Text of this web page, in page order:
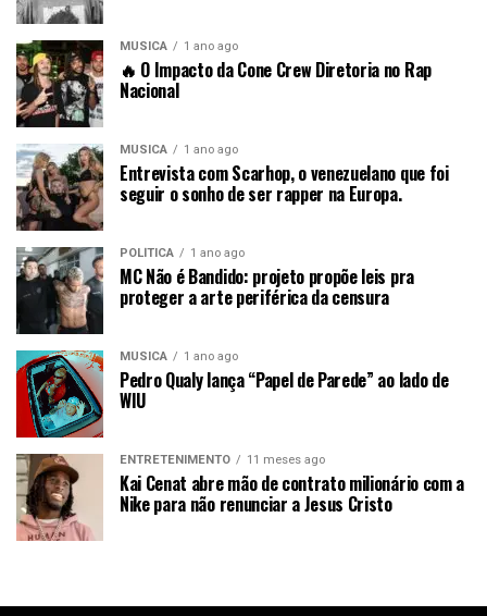
MÚSICA 1 ano ago
🔥 O Impacto da Cone Crew Diretoria no Rap
Nacional
MÚSICA 1 ano ago
Entrevista com Scarhop, o venezuelano que foi
seguir o sonho de ser rapper na Europa.
POLÍTICA 1 ano ago
MC Não é Bandido: projeto propõe leis pra
proteger a arte periférica da censura
MÚSICA 1 ano ago
Pedro Qualy lança “Papel de Parede” ao lado de
WIU
ENTRETENIMENTO 11 meses ago
Kai Cenat abre mão de contrato milionário com a
Nike para não renunciar a Jesus Cristo